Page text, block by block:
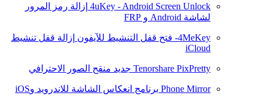
4uKey - Android Screen Unlock إزالة رمز المرور
لشاشة Android و FRP
4MeKey- فتح قفل التنشيط للآيفون
إزالة قفل تنشيط
iCloud
Tenorshare PixPretty جديد منقح الصور الاحترافي
Phone Mirror برنامج انعكاس الشاشة للاندرويد وiOS